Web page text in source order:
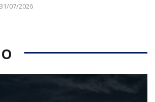
Posted
31/07/2026